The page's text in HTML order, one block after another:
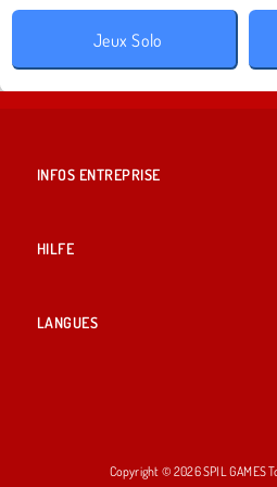
Jeux Solo
INFOS ENTREPRISE
HILFE
LANGUES
Copyright © 2026 SPIL GAMES